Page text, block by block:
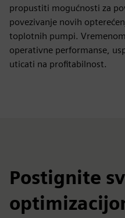
propustiti mogućnosti za
povezivanje novih
toplotnih pumpi.
operativne performanse,
uticati na profitabilnost.
Postignite